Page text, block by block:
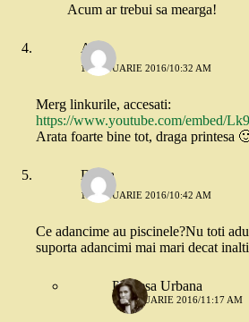
Acum ar trebui sa mearga!
Alina
14 IANUARIE 2016/10:32 AM
Merg linkurile, accesati:
https://www.youtube.com/embed/
Arata foarte bine tot, draga printesa
Diana
14 IANUARIE 2016/10:42 AM
Ce adancime au piscinele?Nu toti
suporta adancimi mai mari decat
Printesa Urbana
14 IANUARIE 2016/11:17 AM